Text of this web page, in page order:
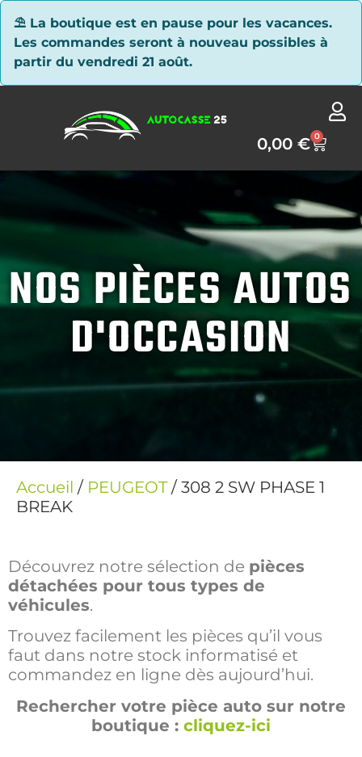
⛱ La boutique est en pause pour les vacances.
Les commandes seront à nouveau possibles à
partir du vendredi 21 août.
0,00€ 0
NOS PIÈCES AUTOS
D'OCCASION
Accueil / PEUGEOT/ 308 2 SW PHASE 1
BREAK
Découvrez notre sélection de pièces
détachées pour tous types de
véhicules.
Trouvez facilement les pièces qu’il vous
faut dans notre stock informatisé et
commandez en ligne dès aujourd’hui.
Rechercher votre pièce auto sur notre
boutique : cliquez-ici
Panneau de gestion des cookies